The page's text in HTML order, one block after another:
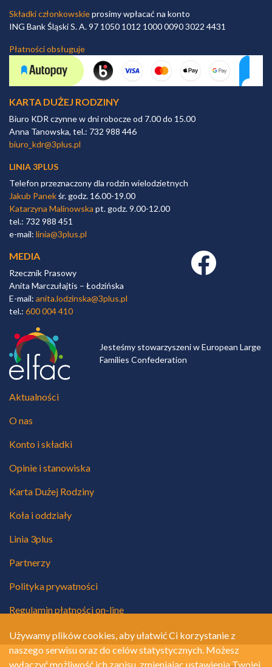
Składki członkowskieprosimy wpłacać na konto
ING Bank Śląski S. A. 97 1050 1012 1000 0090 3022 4431
Płatności obsługuje
KARTA DUŻEJ RODZINY
Biuro KDR czynne w dni robocze od 7.00 do 15.00
Anna Tanowska, tel.: 732 988 446
biuro_kdr@3plus.pl
LINIA 3PLUS
Telefon przeznaczony dla rodzin wielodzietnych
Jakub Panekśr. godz. 16.00-19.00
Katarzyna Malinowska pt. godz. 9.00-12.00
tel.: 732 988 451
e-mail: linia@3plus.pl
MEDIA
Rzecznik Prasowy
Anita Marczułajtis – Łodzińska
E-mail: anita.lodzinska@3plus.pl
tel.: 600 004 410
Facebook link
Jesteśmy stowarzyszeni w European Large
Families Confederation
Aktualności
O nas
Konto i składki
Opinie i stanowiska
Karta Dużej Rodziny
Koła i oddziały
Linia 3plus
Partnerzy
Polityka prywatności
Regulamin płatności on-line
Używamy plików cookies, aby ułatwić Ci korzystanie z
naszego serwisu oraz do celów statystycznych. Możesz
wyłączyć możliwość ich zapisu, zmieniając ustawienia Twojej